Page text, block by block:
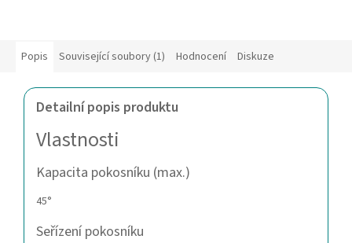
Popis Související soubory (1) Hodnocení Diskuze
Detailní popis produktu
Vlastnosti
Kapacita pokosníku (max.)
45°
Seřízení pokosníku